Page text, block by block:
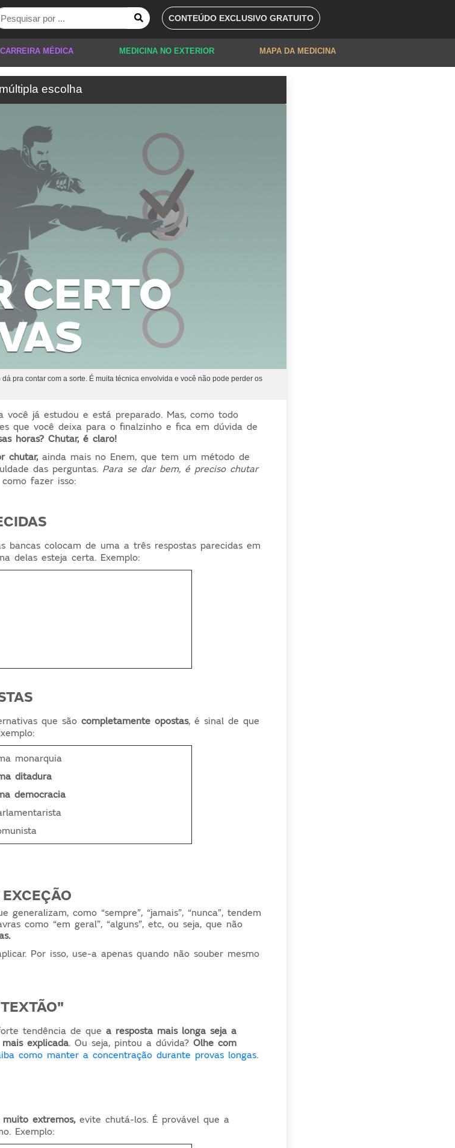
CONTEÚDO EXCLUSIVO GRATUITO
CARREIRA MÉDICA MEDICINA NO EXTERIOR MAPA DA MEDICINA
escolha
pra contar com a sorte. É muita técnica envolvida e você não pode perder os
já estudou e está preparado. Mas, como todo
que você deixa para o finalzinho e fica em dúvida de
horas? Chutar, é claro!
chutar,ainda mais no Enem, que tem um método de
das perguntas. Para se dar bem, é preciso chutar
fazer isso:
bancas colocam de uma a três respostas parecidas em
delas esteja certa. Exemplo:
que sãocompletamente opostas, é sinal de que
monarquia
ditadura
democracia
como “sempre”, “jamais”, “nunca”, tendem
como “em geral”, “alguns”, etc, ou seja, que não
Por isso, use-a apenas quando não souber mesmo
tendência de quea resposta mais longa seja a
mais explicada. Ou seja, pintou a dúvida?Olhe com
como manter a concentração durante provas longas.
muito extremos,evite chutá-los. É provável que a
Exemplo: